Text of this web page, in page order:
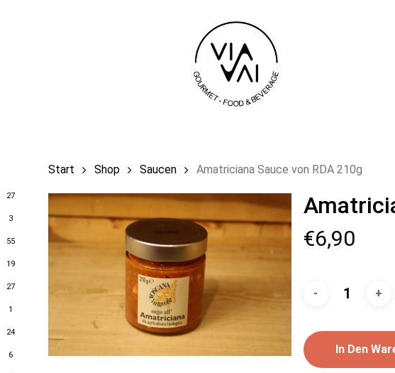
27
3
55
19
27
1
24
6
Start Shop Saucen Amatriciana Sauce von RDA 210g
€6,90
In Den